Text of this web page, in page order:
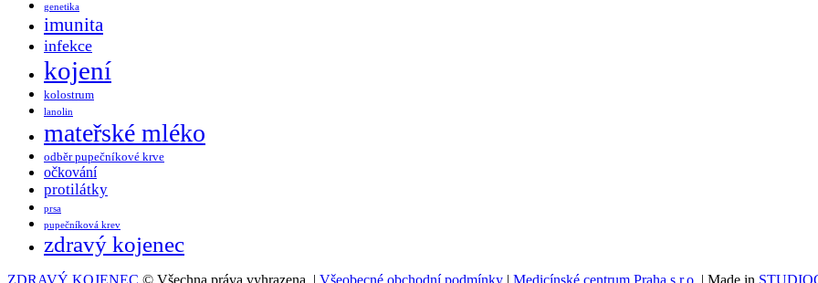
genetika
imunita
infekce
kojení
kolostrum
lanolin
mateřské mléko
odběr pupečníkové krve
očkování
protilátky
prsa
pupečníková krev
zdravý kojenec